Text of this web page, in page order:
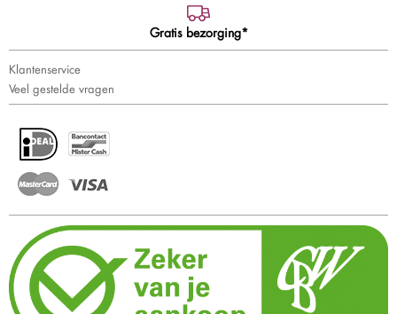
Gratis bezorging*
Klantenservice
Veel gestelde vragen